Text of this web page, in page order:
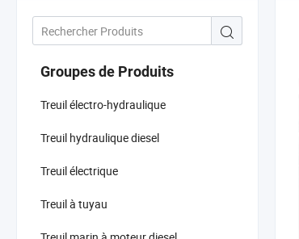
Groupes de Produits
Treuil électro-hydraulique
Treuil hydraulique diesel
Treuil électrique
Treuil à tuyau